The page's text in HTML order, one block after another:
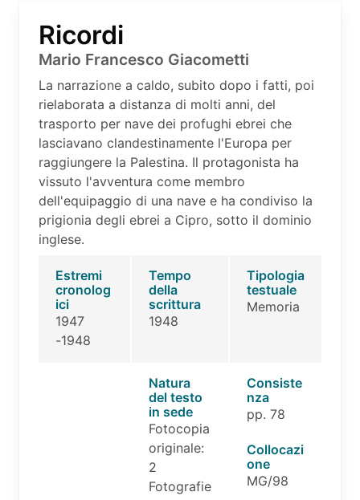
Ricordi
Mario Francesco Giacometti
La narrazione a caldo, subito dopo i fatti, poi
rielaborata a distanza di molti anni, del
trasporto per nave dei profughi ebrei che
lasciavano clandestinamente l'Europa per
raggiungere la Palestina. Il protagonista ha
vissuto l'avventura come membro
dell'equipaggio di una nave e ha condiviso la
prigionia degli ebrei a Cipro, sotto il dominio
inglese.
Estremi
cronolog
ici
1947
-1948
Tempo
della
scrittura
1948
Tipologia
testuale
Memoria
Natura
del testo
in sede
Fotocopia
originale:
2
Fotografie
Consiste
nza
pp. 78
Collocazi
one
MG/98